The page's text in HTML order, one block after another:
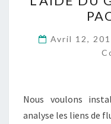
Avril 12,
Nous voulons
analyse les liens de